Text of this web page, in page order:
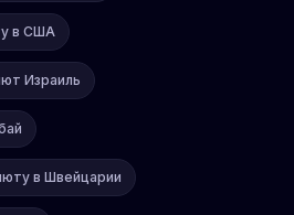
в США
Израиль
в Швейцарии